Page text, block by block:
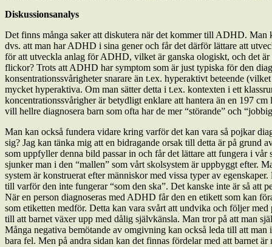
Diskussionsanalys
Det finns många saker att diskutera när det kommer till ADHD.
dvs. att man har ADHD i sina gener och får det därför lättare att
för att utveckla anlag för ADHD, vilket är ganska ologiskt, och det
flickor? Trots att ADHD har symptom som är just typiska för den
konsentrationssvårigheter snarare än t.ex. hyperaktivt beteende
mycket hyperaktiva. Om man sätter detta i t.ex. kontexten i ett
koncentrationssvårigher är betydligt enklare att hantera än en 197
vill hellre diagnosera barn som ofta har de mer “störande” och
Man kan också fundera vidare kring varför det kan vara så pojkar
sig? Jag kan tänka mig att en bidragande orsak till detta är på grund
som uppfyller denna bild passar in och får det lättare att fungera i
sjunker man i den “mallen” som vårt skolsystem är uppbyggt efter.
system är konstruerat efter människor med vissa typer av
till varför den inte fungerar “som den ska”. Det kanske inte är så att
När en person diagnoseras med ADHD får den en etikett som kan
som etiketten medför. Detta kan vara svårt att undvika och följer
till att barnet växer upp med dålig självkänsla. Man tror på att man
Många negativa bemötande av omgivning kan också leda till att
bara fel. Men på andra sidan kan det finnas fördelar med att barnet